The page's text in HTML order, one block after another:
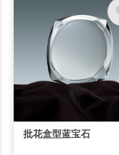
批花盒型蓝宝石